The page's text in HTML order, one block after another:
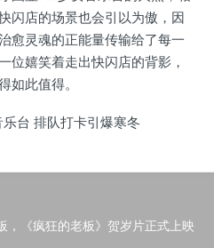
闪店的场景也会引以为傲，因
愈灵魂的正能量传输给了每一
位嬉笑着走出快闪店的背影，
如此值得。
，《疯狂的老板》贺岁片正式上映